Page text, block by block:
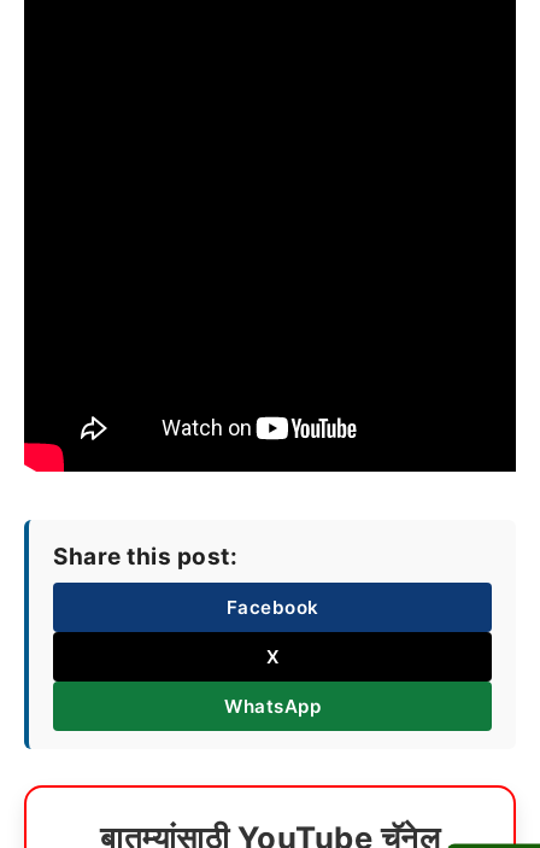
Share this post:
Facebook
X
WhatsApp
बातम्यांसाठी YouTube चॅनेल